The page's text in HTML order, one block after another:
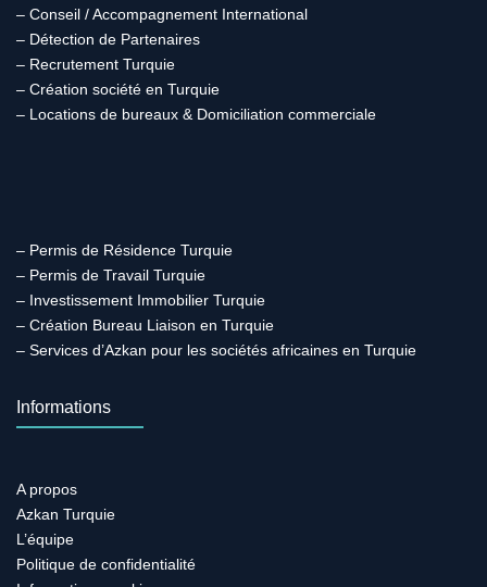
– Conseil / Accompagnement International
– Détection de Partenaires
– Recrutement Turquie
– Création société en Turquie
– Locations de bureaux & Domiciliation commerciale
– Permis de Résidence Turquie
– Permis de Travail Turquie
– Investissement Immobilier Turquie
– Création Bureau Liaison en Turquie
– Services d’Azkan pour les sociétés africaines en Turquie
Informations
A propos
Azkan Turquie
L’équipe
Politique de confidentialité